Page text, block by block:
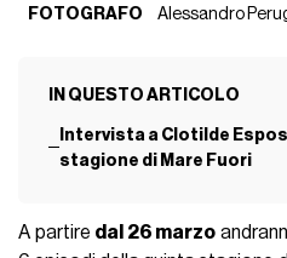
FOTOGRAFO
Alessandro
IN QUESTO ARTICOLO
Intervista a Clotilde
stagione di Mare Fuori
A partire dal 26 marzo